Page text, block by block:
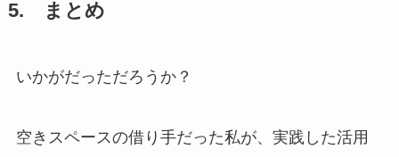
5. まとめ
いかがだっただろうか？
空きスペースの借り手だった私が、実践した活用